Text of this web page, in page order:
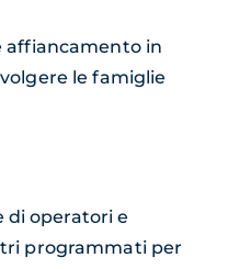
affiancamento in
le famiglie
operatori e
programmati per